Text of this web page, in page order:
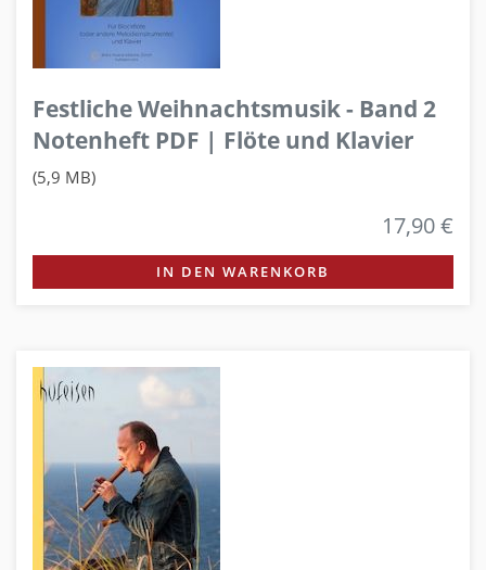
Festliche Weihnachtsmusik - Band 2
Notenheft PDF | Flöte und Klavier
(5,9 MB)
17,90 €
IN DEN WARENKORB